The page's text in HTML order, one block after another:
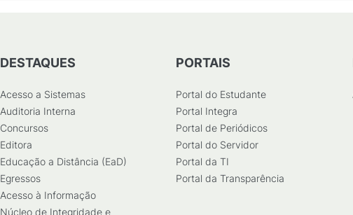
DESTAQUES
Acesso a Sistemas
Auditoria Interna
Concursos
Editora
Educação a Distância (EaD)
Egressos
Acesso à Informação
Núcleo de Integridade e
PORTAIS
Portal do Estudante
Portal Integra
Portal de Periódicos
Portal do Servidor
Portal da TI
Portal da Transparência